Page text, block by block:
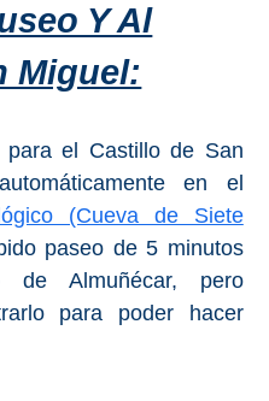
Y Al
Miguel:
el Castillo de San
en el
(Cueva de Siete
paseo de 5 minutos
Almuñécar, pero
para poder hacer